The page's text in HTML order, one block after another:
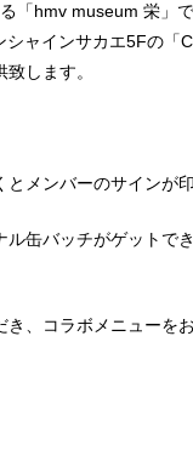
「hmv museum 栄」
ャインサカエ5Fの
します。
メンバーのサインが
ル缶バッチがゲットで
、コラボメニューを